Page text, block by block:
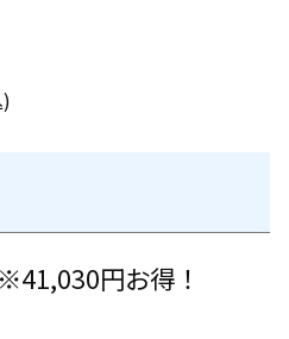
※41,030円お得！